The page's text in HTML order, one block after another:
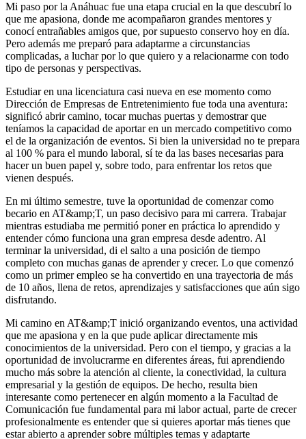
Mi paso por la Anáhuac fue una etapa crucial en la que descubrí lo
que me apasiona, donde me acompañaron grandes mentores y
conocí entrañables amigos que, por supuesto conservo hoy en día.
Pero además me preparó para adaptarme a circunstancias
complicadas, a luchar por lo que quiero y a relacionarme con todo
tipo de personas y perspectivas.
Estudiar en una licenciatura casi nueva en ese momento como
Dirección de Empresas de Entretenimiento fue toda una aventura:
significó abrir camino, tocar muchas puertas y demostrar que
teníamos la capacidad de aportar en un mercado competitivo como
el de la organización de eventos. Si bien la universidad no te prepara
al 100 % para el mundo laboral, sí te da las bases necesarias para
hacer un buen papel y, sobre todo, para enfrentar los retos que
vienen después.
En mi último semestre, tuve la oportunidad de comenzar como
becario en AT&amp;T, un paso decisivo para mi carrera. Trabajar
mientras estudiaba me permitió poner en práctica lo aprendido y
entender cómo funciona una gran empresa desde adentro. Al
terminar la universidad, di el salto a una posición de tiempo
completo con muchas ganas de aprender y crecer. Lo que comenzó
como un primer empleo se ha convertido en una trayectoria de más
de 10 años, llena de retos, aprendizajes y satisfacciones que aún sigo
disfrutando.
Mi camino en AT&amp;T inició organizando eventos, una actividad
que me apasiona y en la que pude aplicar directamente mis
conocimientos de la universidad. Pero con el tiempo, y gracias a la
oportunidad de involucrarme en diferentes áreas, fui aprendiendo
mucho más sobre la atención al cliente, la conectividad, la cultura
empresarial y la gestión de equipos. De hecho, resulta bien
interesante como pertenecer en algún momento a la Facultad de
Comunicación fue fundamental para mi labor actual, parte de crecer
profesionalmente es entender que si quieres aportar más tienes que
estar abierto a aprender sobre múltiples temas y adaptarte